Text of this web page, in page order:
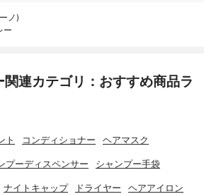
ノ)
ー
関連カテゴリ：おすすめ商品ラ
ト コンディショナー ヘアマスク
プーディスペンサー シャンプー手袋
ナイトキャップ ドライヤー ヘアアイロン